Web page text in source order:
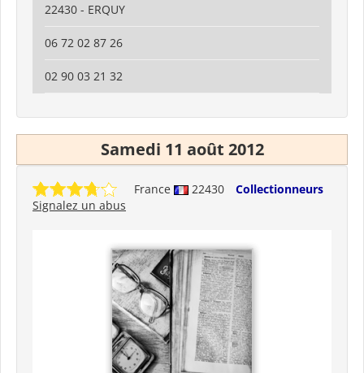
22430 - ERQUY
06 72 02 87 26
02 90 03 21 32
Samedi 11 août 2012
France 22430
Collectionneurs
Signalez un abus